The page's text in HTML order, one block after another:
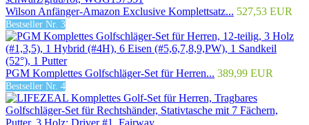
Wilson Anfänger-Amazon Exclusive Komplettsatz... 527,53 EUR
Bestseller Nr. 3
PGM Komplettes Golfschläger-Set für Herren... 389,99 EUR
Bestseller Nr. 4